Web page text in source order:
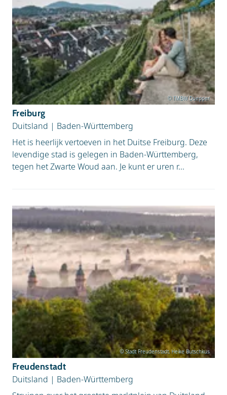
© TMBW Duepper
Freiburg
Duitsland | Baden-Württemberg
Het is heerlijk vertoeven in het Duitse Freiburg. Deze
levendige stad is gelegen in Baden-Württemberg,
tegen het Zwarte Woud aan. Je kunt er uren r...
© Stadt Freudenstadt, Heike Butschkus
Freudenstadt
Duitsland | Baden-Württemberg